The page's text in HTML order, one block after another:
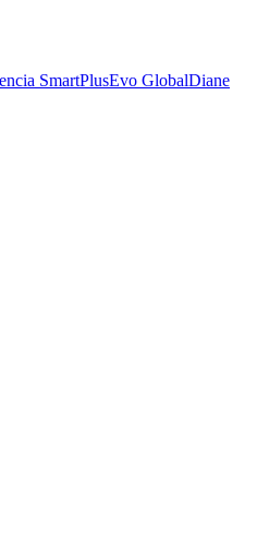
SmartPlusEvo GlobalDiane